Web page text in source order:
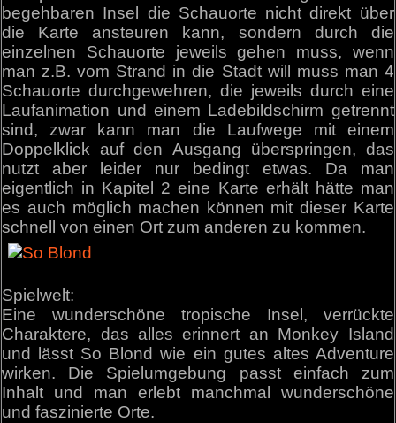
begehbaren Insel die Schauorte nicht direkt über
die Karte ansteuren kann, sondern durch die
einzelnen Schauorte jeweils gehen muss, wenn
man z.B. vom Strand in die Stadt will muss man 4
Schauorte durchgewehren, die jeweils durch eine
Laufanimation und einem Ladebildschirm getrennt
sind, zwar kann man die Laufwege mit einem
Doppelklick auf den Ausgang überspringen, das
nutzt aber leider nur bedingt etwas. Da man
eigentlich in Kapitel 2 eine Karte erhält hätte man
es auch möglich machen können mit dieser Karte
schnell von einen Ort zum anderen zu kommen.
Spielwelt:
Eine wunderschöne tropische Insel, verrückte
Charaktere, das alles erinnert an Monkey Island
und lässt So Blond wie ein gutes altes Adventure
wirken. Die Spielumgebung passt einfach zum
Inhalt und man erlebt manchmal wunderschöne
und faszinierte Orte.